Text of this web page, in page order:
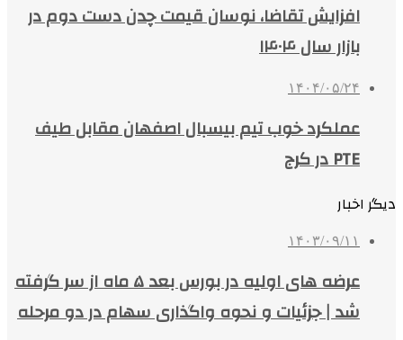
افزایش تقاضا، نوسان قیمت چدن دست دوم در
بازار سال ۱۴۰۴
۱۴۰۴/۰۵/۲۴
عملکرد خوب تیم بیسبال اصفهان مقابل طیف
PTE در کرج
دیگر اخبار
۱۴۰۳/۰۹/۱۱
عرضه های اولیه در بورس بعد ۵ ماه از سر گرفته
شد | جزئیات و نحوه واگذاری سهام در دو مرحله